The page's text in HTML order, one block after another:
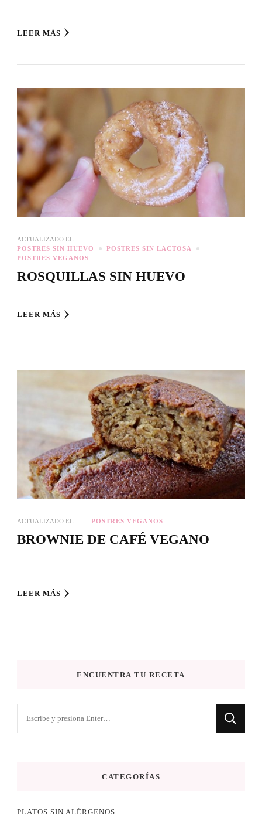
LEER MÁS
ACTUALIZADO EL
POSTRES SIN HUEVO
POSTRES SIN LACTOSA
POSTRES VEGANOS
ROSQUILLAS SIN HUEVO
LEER MÁS
ACTUALIZADO EL POSTRES VEGANOS
BROWNIE DE CAFÉ VEGANO
LEER MÁS
ENCUENTRA TU RECETA
CATEGORÍAS
PLATOS SIN ALÉRGENOS